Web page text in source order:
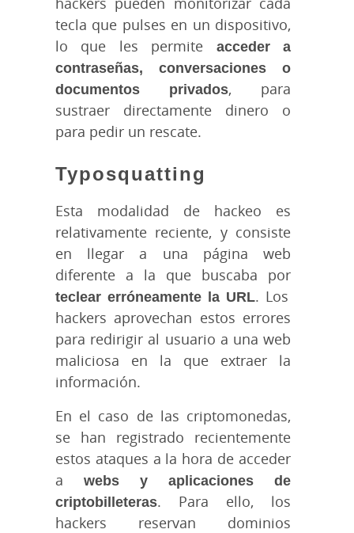
tecla que pulses en un dispositivo,
lo que les permite acceder a
contraseñas, conversaciones o
documentos privados, para
sustraer directamente dinero o
para pedir un rescate.
Typosquatting
Esta modalidad de hackeo es
relativamente reciente, y consiste
en llegar a una página web
diferente a la que buscaba por
teclear erróneamente la URL. Los
hackers aprovechan estos errores
para redirigir al usuario a una web
maliciosa en la que extraer la
información.
En el caso de las criptomonedas,
se han registrado recientemente
estos ataques a la hora de acceder
a webs y aplicaciones de
criptobilleteras. Para ello, los
hackers reservan dominios